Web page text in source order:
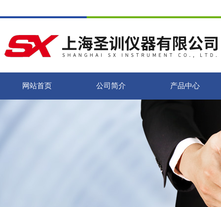
网站首页 公司简介 产品中心